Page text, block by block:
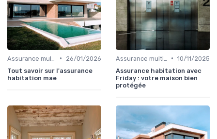
•
26/01/2026
Tout savoir sur l'assurance
habitation mae
• 10/11/2025
Assurance habitation avec
Friday : votre maison bien
protégée